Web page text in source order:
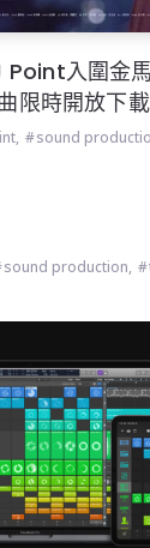
入圍金
限時開放下
, sound
sound production,